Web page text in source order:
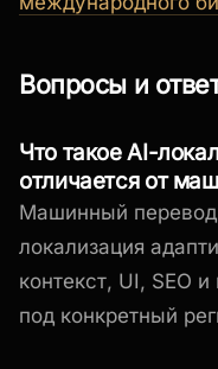
Вопросы и
Что такое AI-
отличается от
Машинный перевод
локализация
контекст, UI, SEO
под конкретный